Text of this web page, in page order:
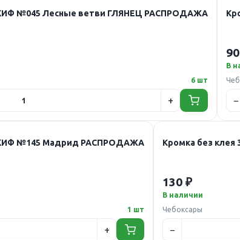
№045 Лесные ветви ГЛЯНЕЦ РАСПРОДАЖА
6 шт
В
№145 Мадрид РАСПРОДАЖА
1 шт
Кромка без
130 ₽
В наличии
Чебоксары